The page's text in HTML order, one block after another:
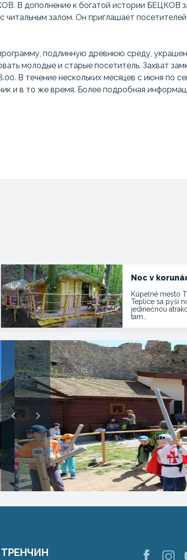
В дополнение к богатой истории БЕЦКОВ
залом. Он приглашает посетителей
подлинную древнюю среду,
молодые и старые посетитель. Захват
В течение нескольких месяцев с июня по
и в то же время. Более подробная
Noc v
Kúpeľné mesto
Teplice sa pýši
jedinečnou
tam…
ТРЕНЧИН